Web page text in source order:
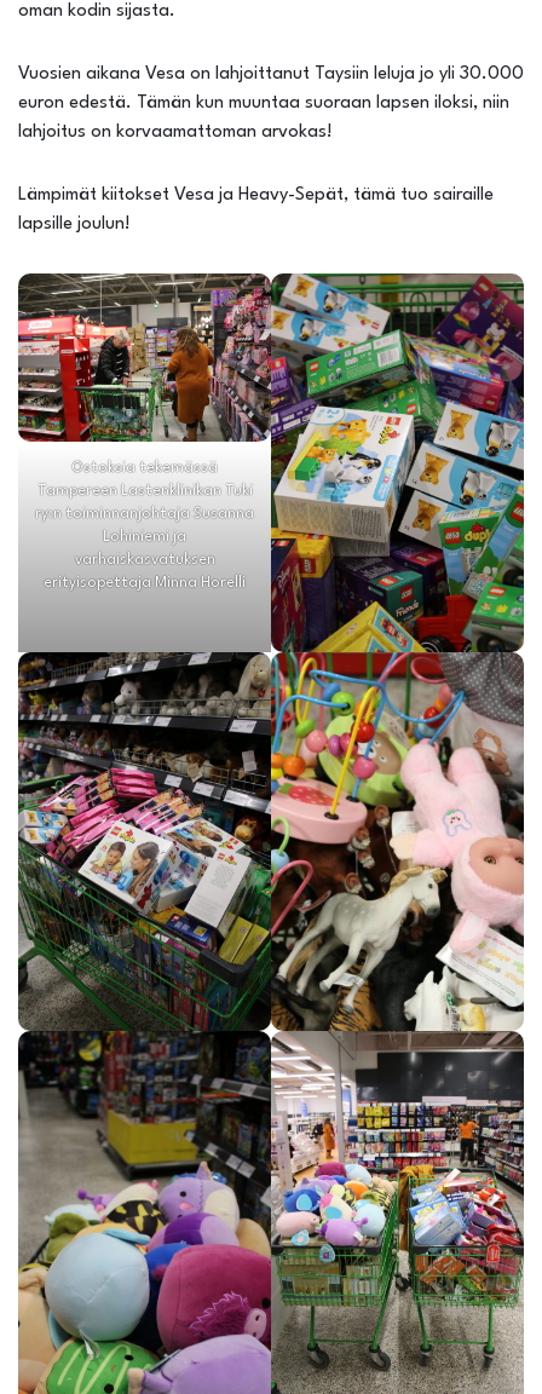
oman kodin sijasta.
Vuosien aikana Vesa on lahjoittanut Taysiin leluja jo yli 30.000
euron edestä. Tämän kun muuntaa suoraan lapsen iloksi, niin
lahjoitus on korvaamattoman arvokas!
Lämpimät kiitokset Vesa ja Heavy-Sepät, tämä tuo sairaille
lapsille joulun!
Ostoksia tekemässä
Tampereen Lastenklinikan Tuki
ry:n toiminnanjohtaja Susanna
Lohiniemi ja
varhaiskasvatuksen
erityisopettaja Minna Horelli